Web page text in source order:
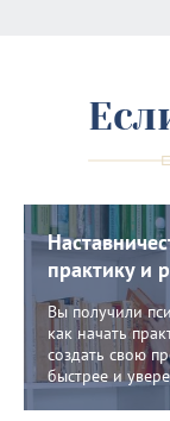
практику и
Вы получили
как начать
создать свою
быстрее и